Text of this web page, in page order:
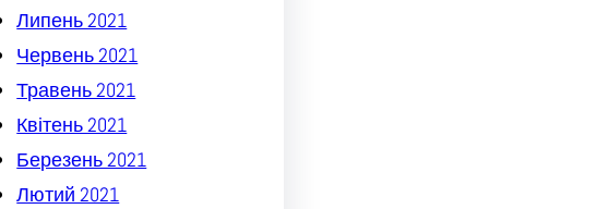
Липень 2021
Червень 2021
Травень 2021
Квітень 2021
Березень 2021
Лютий 2021